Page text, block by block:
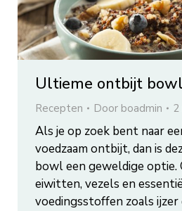
Ultieme ontbijt bowl
Recepten Door boadmin 2
Als je op zoek bent naar
voedzaam ontbijt, dan is
bowl een geweldige optie.
eiwitten, vezels en
voedingsstoffen zoals ijzer